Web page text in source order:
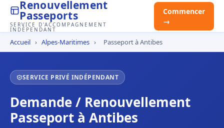
Renouvellement
Passeports
SERVICE D'ACCOMPAGNEMENT
INDÉPENDANT
Commencer
→
Accueil › Alpes-Maritimes › Passeport à Antibes
SERVICE PRIVÉ INDÉPENDANT
Demande / Renouvellement
Passeport à Antibes